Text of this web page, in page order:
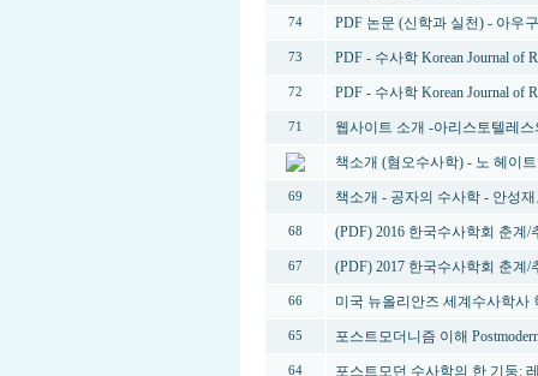
74 PDF 논문 (신학과 실천) - 아우
73 PDF - 수사학 Korean Journal of
72 PDF - 수사학 Korean Journal of
71 웹사이트 소개 -아리스토텔레
책소개 (혐오수사학) - 노 헤이트
69 책소개 - 공자의 수사학 - 안성
68 (PDF) 2016 한국수사학회 춘계
67 (PDF) 2017 한국수사학회 춘계
66 미국 뉴올리안즈 세계수사학사
65 포스트모더니즘 이해
64 포스트모던 수사학의 한 기둥: